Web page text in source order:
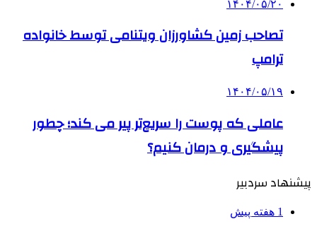
۱۴۰۴/۰۵/۲۰
تصاحب زمین کشاورزان ویتنامی توسط خانواده
ترامپ
۱۴۰۴/۰۵/۱۹
عاملی که پوست را سریع‌تر پیر می کند؛ چطور
پیشگیری و درمان کنیم؟
پیشنهاد سردبیر
1 هفته پیش